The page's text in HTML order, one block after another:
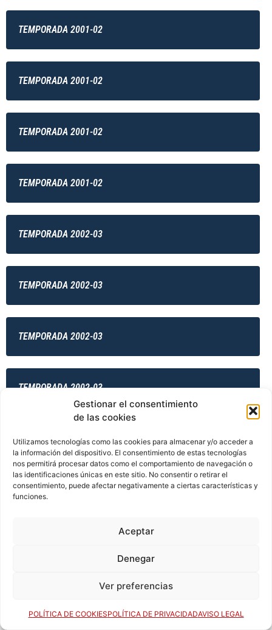
Gestionar el consentimiento
de las cookies
Utilizamos tecnologías como las cookies para almacenar y/o acceder a
la información del dispositivo. El consentimiento de estas tecnologías
nos permitirá procesar datos como el comportamiento de navegación o
las identificaciones únicas en este sitio. No consentir o retirar el
consentimiento, puede afectar negativamente a ciertas características y
funciones.
Aceptar
Denegar
Ver preferencias
POLÍTICA DE COOKIESPOLÍTICA DE PRIVACIDADAVISO LEGAL
TEMPORADA 2001-02
TEMPORADA 2001-02
TEMPORADA 2001-02
TEMPORADA 2001-02
TEMPORADA 2002-03
TEMPORADA 2002-03
TEMPORADA 2002-03
TEMPORADA 2002-03
TEMPORADA 2003-04
TEMPORADA 2003-04
TEMPORADA 2003-04